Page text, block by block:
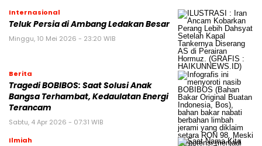
Internasional
Teluk Persia di Ambang Ledakan Besar
Minggu, 10 Mei 2026 - 23:20 WIB
Berita
Tragedi BOBIBOS: Saat Solusi Anak
Bangsa Terhambat, Kedaulatan Energi
Terancam
Sabtu, 4 Apr 2026 - 07:31 WIB
Ilmiah